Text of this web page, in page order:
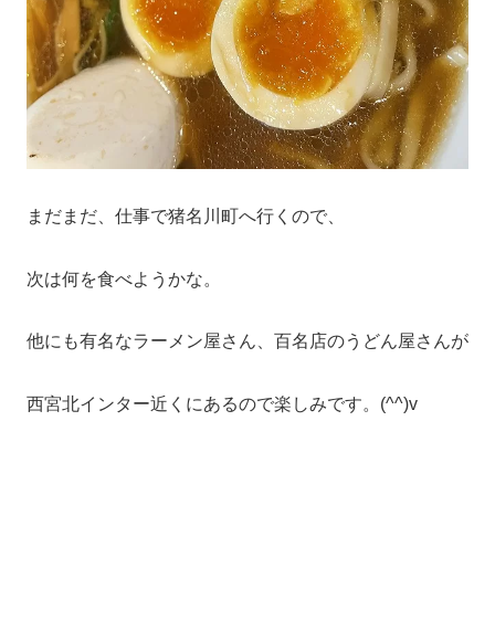
まだまだ、仕事で猪名川町へ行くので、
次は何を食べようかな。
他にも有名なラーメン屋さん、百名店のうどん屋さんが
西宮北インター近くにあるので楽しみです。(^^)v